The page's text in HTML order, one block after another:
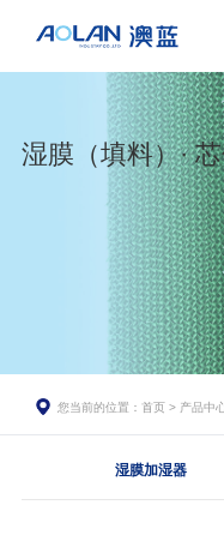
湿膜（填料）·
您当前的位置： 首页 > 产品中
湿膜加湿器